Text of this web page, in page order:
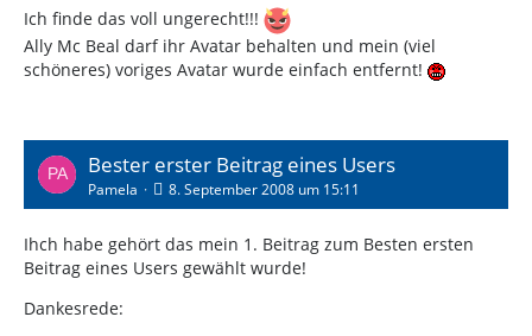
Ich finde das voll ungerecht!!!
Ally Mc Beal darf ihr Avatar behalten und mein (viel
schöneres) voriges Avatar wurde einfach entfernt!
Bester erster Beitrag eines Users
Pamela 8. September 2008 um 15:11
Ihch habe gehört das mein 1. Beitrag zum Besten ersten
Beitrag eines Users gewählt wurde!
Dankesrede: